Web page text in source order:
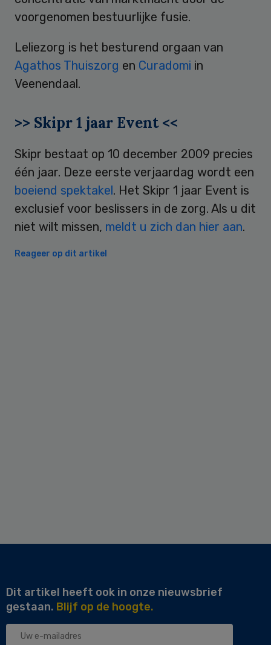
voorgenomen bestuurlijke fusie.
Leliezorg is het besturend orgaan van
Agathos Thuiszorg en Curadomi in
Veenendaal.
>> Skipr 1 jaar Event <<
Skipr bestaat op 10 december 2009 precies
één jaar. Deze eerste verjaardag wordt een
boeiend spektakel. Het Skipr 1 jaar Event is
exclusief voor beslissers in de zorg. Als u dit
niet wilt missen, meldt u zich dan hier aan.
Reageer op dit artikel
Dit artikel heeft ook in onze nieuwsbrief
gestaan. Blijf op de hoogte.
Uw